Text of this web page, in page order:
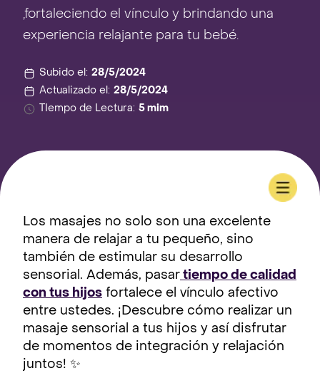
,fortaleciendo el vínculo y brindando una
experiencia relajante para tu bebé.
Subido el: 28/5/2024
Actualizado el: 28/5/2024
TIempo de Lectura: 5 mim
Los masajes no solo son una excelente
manera de relajar a tu pequeño, sino
también de estimular su desarrollo
sensorial. Además, pasar tiempo de calidad
con tus hijos fortalece el vínculo afectivo
entre ustedes. ¡Descubre cómo realizar un
masaje sensorial a tus hijos y así disfrutar
de momentos de integración y relajación
juntos! ✨